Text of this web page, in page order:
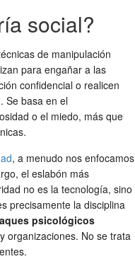
social?
de manipulación
para engañar a las
confidencial o realicen
Se basa en el
o el miedo, más que
, a menudo nos enfocamos
el eslabón más
no es la tecnología, sino
precisamente la disciplina
psicológicos
organizaciones. No se trata